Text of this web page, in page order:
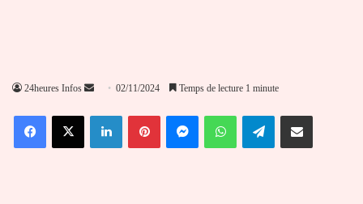
24heures Infos
Envoyer
courriel
02/11/2024 Temps de lecture 1 minute
FacebookX LinkedinPinterestMessengerWhatsAppTelegramPartager par email